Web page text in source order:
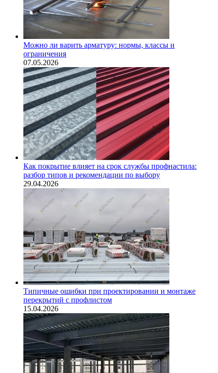
Можно ли варить арматуру: нормы, классы и
ограничения
07.05.2026
Как покрытие влияет на срок службы профнастила:
разбор типов и рекомендации по выбору
29.04.2026
Типичные ошибки при проектировании и монтаже
перекрытий с профлистом
15.04.2026